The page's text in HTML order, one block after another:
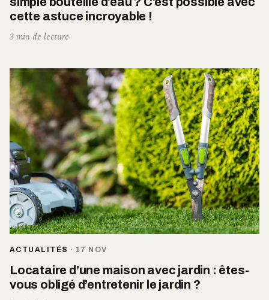
cette astuce incroyable !
3 min de lecture
ACTUALITÉS · 17 NOV
Locataire d’une maison avec jardin : êtes-
vous obligé d’entretenir le jardin ?